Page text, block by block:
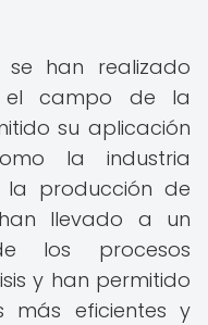
han realizado
el campo de la
su aplicación
la industria
producción de
llevado a un
los procesos
y han permitido
más eficientes y